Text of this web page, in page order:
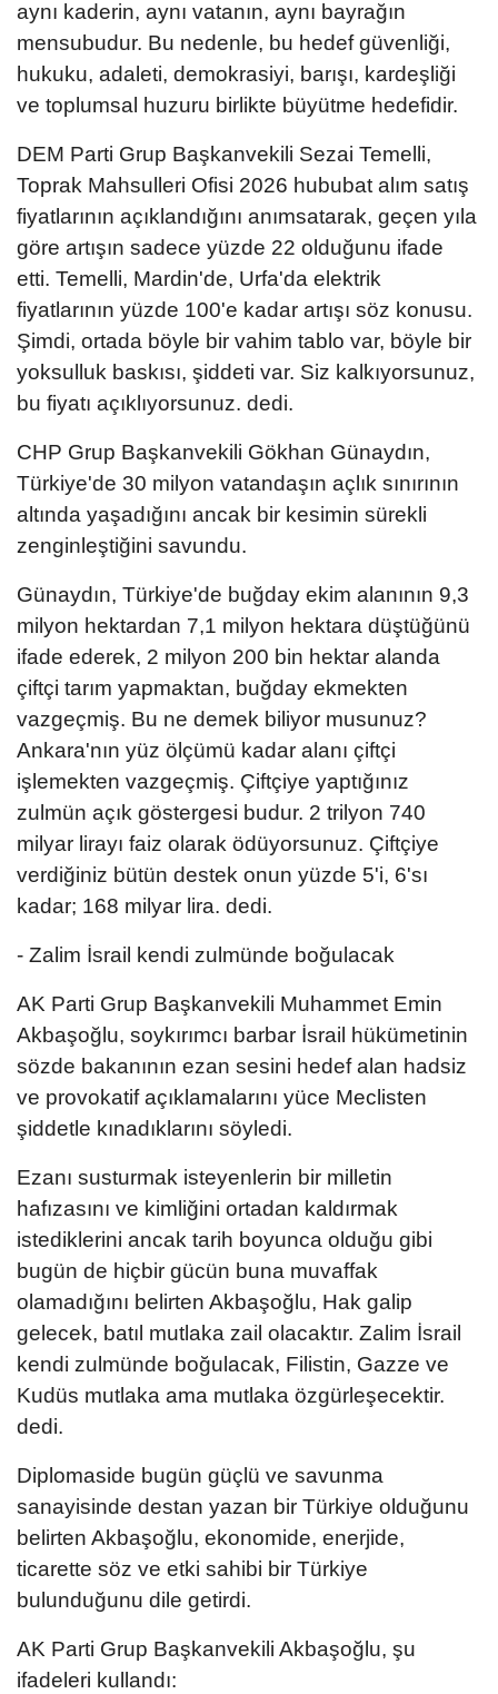
aynı kaderin, aynı vatanın, aynı bayrağın
mensubudur. Bu nedenle, bu hedef güvenliği,
hukuku, adaleti, demokrasiyi, barışı, kardeşliği
ve toplumsal huzuru birlikte büyütme hedefidir.
DEM Parti Grup Başkanvekili Sezai Temelli,
Toprak Mahsulleri Ofisi 2026 hububat alım satış
fiyatlarının açıklandığını anımsatarak, geçen yıla
göre artışın sadece yüzde 22 olduğunu ifade
etti. Temelli, Mardin'de, Urfa'da elektrik
fiyatlarının yüzde 100'e kadar artışı söz konusu.
Şimdi, ortada böyle bir vahim tablo var, böyle bir
yoksulluk baskısı, şiddeti var. Siz kalkıyorsunuz,
bu fiyatı açıklıyorsunuz. dedi.
CHP Grup Başkanvekili Gökhan Günaydın,
Türkiye'de 30 milyon vatandaşın açlık sınırının
altında yaşadığını ancak bir kesimin sürekli
zenginleştiğini savundu.
Günaydın, Türkiye'de buğday ekim alanının 9,3
milyon hektardan 7,1 milyon hektara düştüğünü
ifade ederek, 2 milyon 200 bin hektar alanda
çiftçi tarım yapmaktan, buğday ekmekten
vazgeçmiş. Bu ne demek biliyor musunuz?
Ankara'nın yüz ölçümü kadar alanı çiftçi
işlemekten vazgeçmiş. Çiftçiye yaptığınız
zulmün açık göstergesi budur. 2 trilyon 740
milyar lirayı faiz olarak ödüyorsunuz. Çiftçiye
verdiğiniz bütün destek onun yüzde 5'i, 6'sı
kadar; 168 milyar lira. dedi.
- Zalim İsrail kendi zulmünde boğulacak
AK Parti Grup Başkanvekili Muhammet Emin
Akbaşoğlu, soykırımcı barbar İsrail hükümetinin
sözde bakanının ezan sesini hedef alan hadsiz
ve provokatif açıklamalarını yüce Meclisten
şiddetle kınadıklarını söyledi.
Ezanı susturmak isteyenlerin bir milletin
hafızasını ve kimliğini ortadan kaldırmak
istediklerini ancak tarih boyunca olduğu gibi
bugün de hiçbir gücün buna muvaffak
olamadığını belirten Akbaşoğlu, Hak galip
gelecek, batıl mutlaka zail olacaktır. Zalim İsrail
kendi zulmünde boğulacak, Filistin, Gazze ve
Kudüs mutlaka ama mutlaka özgürleşecektir.
dedi.
Diplomaside bugün güçlü ve savunma
sanayisinde destan yazan bir Türkiye olduğunu
belirten Akbaşoğlu, ekonomide, enerjide,
ticarette söz ve etki sahibi bir Türkiye
bulunduğunu dile getirdi.
AK Parti Grup Başkanvekili Akbaşoğlu, şu
ifadeleri kullandı: